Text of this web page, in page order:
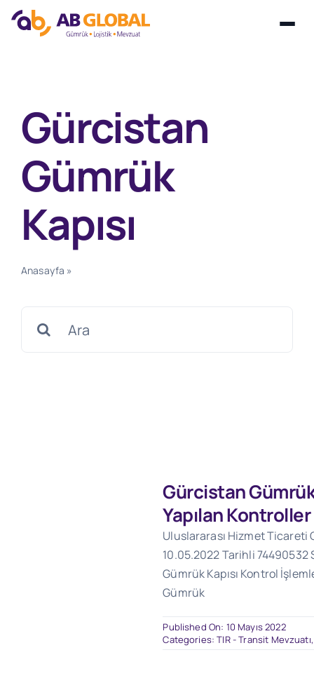
Gürcistan
Gümrük
Kapısı
Anasayfa »
Gürcistan
Yapılan Kontroller
Uluslararası Hizmet Ticareti
10.05.2022 Tarihli 74490532
Gümrük Kapısı Kontrol
Gümrük
Published On: 10 Mayıs 2022
Categories:TIR - Transit Mevzuatı